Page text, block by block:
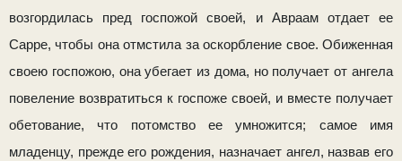
возгордилась пред госпожой своей, и Авраам отдает ее
Сарре, чтобы она отмстила за оскорбление свое. Обиженная
своею госпожою, она убегает из дома, но получает от ангела
повеление возвра­титься к госпоже своей, и вместе получает
обетование, что потомство ее умножится; самое имя
младенцу, прежде его рож­дения, назначает ангел, назвав его